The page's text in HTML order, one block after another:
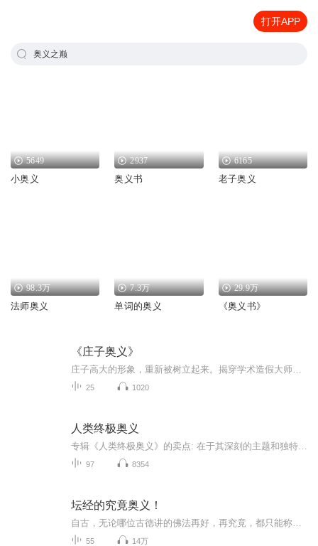
打开APP
奥义之巅
5649
小奥义
2937
奥义书
6165
老子奥义
98.3万
法师奥义
7.3万
单词的奥义
29.9万
《奥义书》
《庄子奥义》
25 1020
人类终极奥义
97 8354
坛经的究竟奥义！
55 14万